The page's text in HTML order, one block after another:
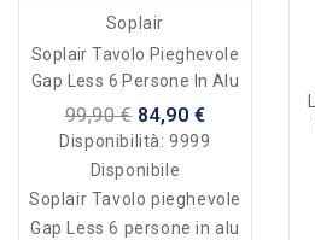
Soplair
Soplair Tavolo Pieghevole
Gap Less 6 Persone In Alu
99,90 € 84,90 €
Disponibilità:9999
Disponibile
Soplair Tavolo pieghevole
Gap Less 6 persone in alu